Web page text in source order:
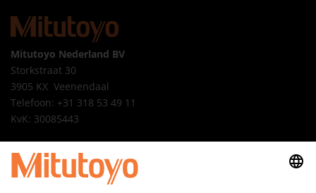
Mitutoyo Nederland BV
Storkstraat 30
3905 KX Veenendaal
Telefoon: +31 318 53 49 11
KvK: 30085443
Mitutoyo Belgium NV
M3 Solution Center Beveren
Schaarbeekstraat 20A bus 1